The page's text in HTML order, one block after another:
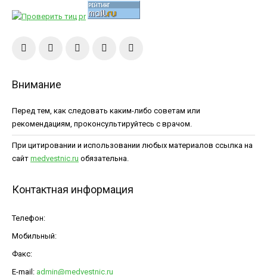
Внимание
Перед тем, как следовать каким-либо советам или
рекомендациям, проконсультируйтесь с врачом.
При цитировании и использовании любых материалов ссылка на
сайт medvestnic.ru обязательна.
Контактная информация
Телефон:
Мобильный:
Факс:
E-mail: admin@medvestnic.ru